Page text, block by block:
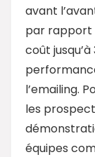
avant
par rapport
coût
l’emailing.
les
équipes